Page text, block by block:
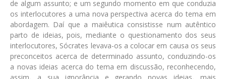
de algum assunto; e um segundo momento em que conduzia
os interlocutores a uma nova perspectiva acerca do tema em
abordagem. Daí que a maiêutica consistisse num autêntico
parto de ideias, pois, mediante o questionamento dos seus
interlocutores, Sócrates levava-os a colocar em causa os seus
preconceitos acerca de determinado assunto, conduzindo-os
a novas ideias acerca do tema em discussão, reconhecendo,